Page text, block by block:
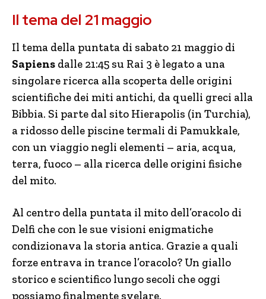
Il tema del 21 maggio
Il tema della puntata di sabato 21 maggio di
Sapiens dalle 21:45 su Rai 3 è legato a una
singolare ricerca alla scoperta delle origini
scientifiche dei miti antichi, da quelli greci alla
Bibbia. Si parte dal sito Hierapolis (in Turchia),
a ridosso delle piscine termali di Pamukkale,
con un viaggio negli elementi – aria, acqua,
terra, fuoco – alla ricerca delle origini fisiche
del mito.
Al centro della puntata il mito dell’oracolo di
Delfi che con le sue visioni enigmatiche
condizionava la storia antica. Grazie a quali
forze entrava in trance l’oracolo? Un giallo
storico e scientifico lungo secoli che oggi
possiamo finalmente svelare.